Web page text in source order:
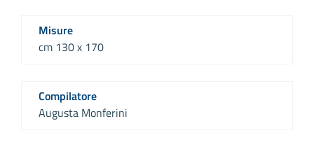
Misure
cm 130 x 170
Compilatore
Augusta Monferini